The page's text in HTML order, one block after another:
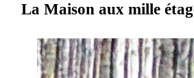
La Maison aux mille